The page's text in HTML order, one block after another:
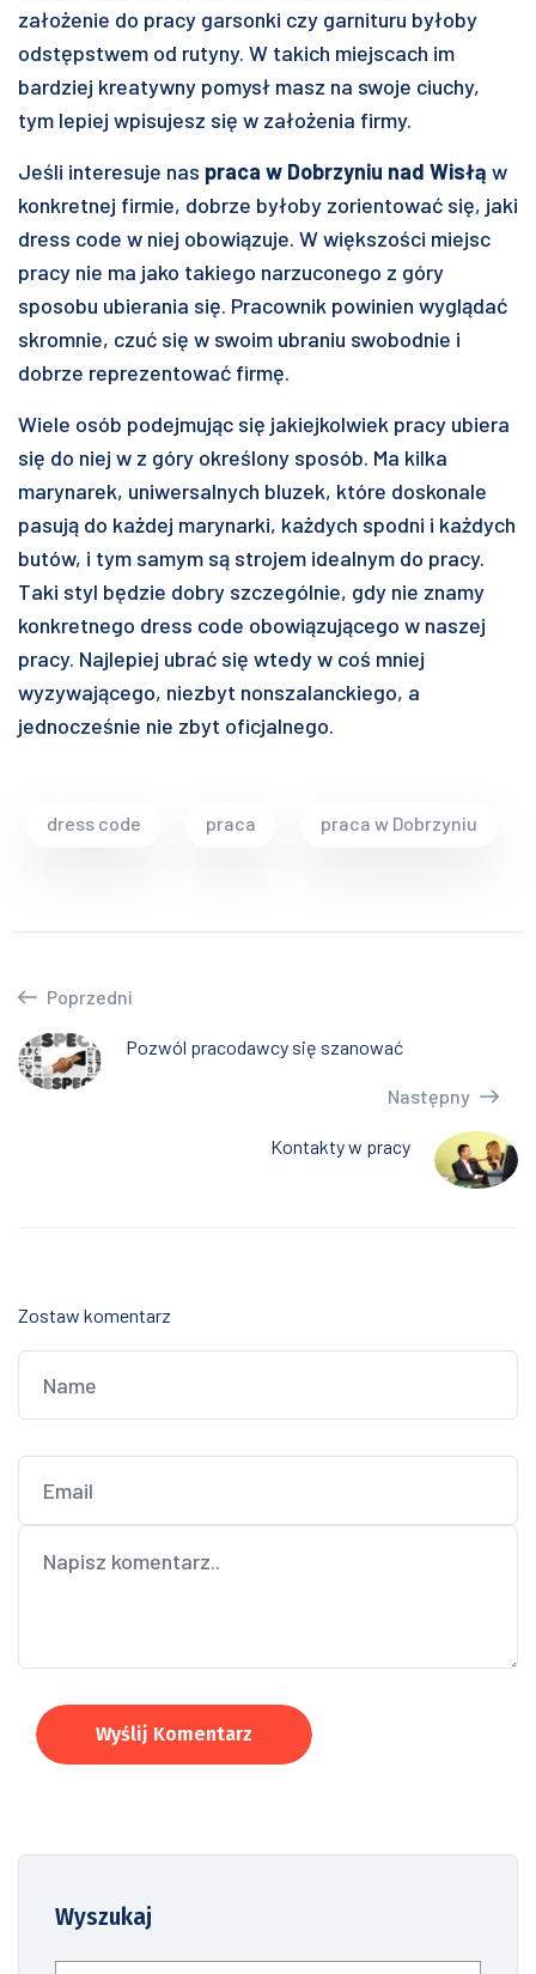
założenie do pracy garsonki czy garnituru byłoby
odstępstwem od rutyny. W takich miejscach im
bardziej kreatywny pomysł masz na swoje ciuchy,
tym lepiej wpisujesz się w założenia firmy.
Jeśli interesuje nas praca w Dobrzyniu nad Wisłą w
konkretnej firmie, dobrze byłoby zorientować się, jaki
dress code w niej obowiązuje. W większości miejsc
pracy nie ma jako takiego narzuconego z góry
sposobu ubierania się. Pracownik powinien wyglądać
skromnie, czuć się w swoim ubraniu swobodnie i
dobrze reprezentować firmę.
Wiele osób podejmując się jakiejkolwiek pracy ubiera
się do niej w z góry określony sposób. Ma kilka
marynarek, uniwersalnych bluzek, które doskonale
pasują do każdej marynarki, każdych spodni i każdych
butów, i tym samym są strojem idealnym do pracy.
Taki styl będzie dobry szczególnie, gdy nie znamy
konkretnego dress code obowiązującego w naszej
pracy. Najlepiej ubrać się wtedy w coś mniej
wyzywającego, niezbyt nonszalanckiego, a
jednocześnie nie zbyt oficjalnego.
dress code praca praca w Dobrzyniu
Poprzedni
Pozwól pracodawcy się szanować
Następny
Kontakty w pracy
Zostaw komentarz
Wyślij Komentarz
Wyszukaj